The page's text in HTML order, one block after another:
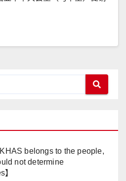
belongs to the people,
not determine